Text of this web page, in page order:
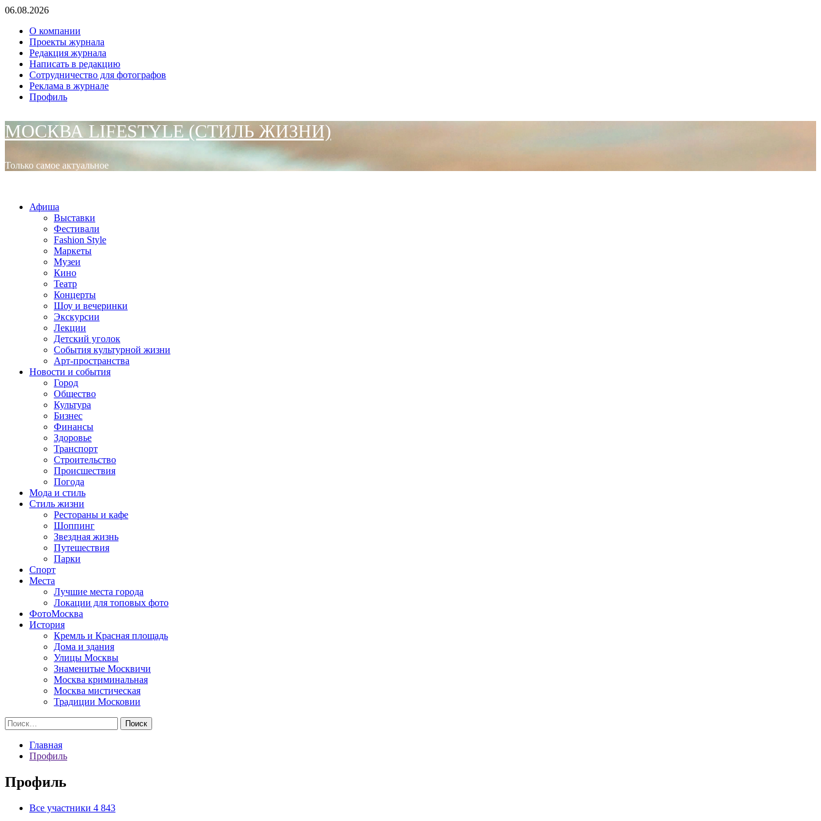
Перейти
содержимому
06.08.2026
О компании
Проекты журнала
Редакция журнала
Написать в редакцию
Сотрудничество для фотографов
Реклама в журнале
Профиль
МОСКВА LIFESTYLE (СТИЛЬ ЖИЗНИ)
Только самое актуальное
Афиша
Выставки
Фестивали
Fashion Style
Маркеты
Музеи
Кино
Театр
Концерты
Шоу и вечеринки
Экскурсии
Лекции
Детский уголок
События культурной жизни
Арт-пространства
Новости и события
Город
Общество
Культура
Бизнес
Финансы
Здоровье
Транспорт
Строительство
Происшествия
Погода
Мода и стиль
Стиль жизни
Рестораны и кафе
Шоппинг
Звездная жизнь
Путешествия
Парки
Спорт
Места
Лучшие места города
Локации для топовых фото
ФотоМосква
История
Кремль и Красная площадь
Дома и здания
Улицы Москвы
Знаменитые Москвичи
Москва криминальная
Москва мистическая
Традиции Московии
Найти:
Главная
Профиль
Профиль
Все участники 4 843